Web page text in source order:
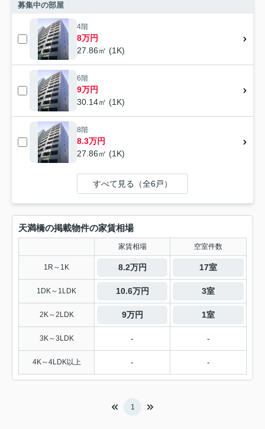
募集中の部屋
4階
8万円
27.86㎡ (1K)
6階
9万円
30.14㎡ (1K)
8階
8.3万円
27.86㎡ (1K)
すべて見る（全6戸）
天満橋の掲載物件の家賃相場
家賃相場 空室件数
1R～1K 8.2万円 17室
1DK～1LDK 10.6万円 3室
2K～2LDK 9万円 1室
3K～3LDK - -
4K～4LDK以上 - -
1